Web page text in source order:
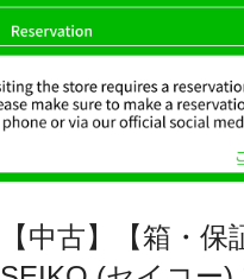
【中古】【箱・保